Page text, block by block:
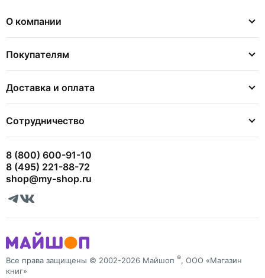
О компании
Покупателям
Доставка и оплата
Сотрудничество
8 (800) 600-91-10
8 (495) 221-88-72
shop@my-shop.ru
Все права защищены © 2002-2026 Майшоп ®, ООО «Магазин
книг»